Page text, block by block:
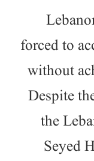
forced to
without
Despite
the
Seyed